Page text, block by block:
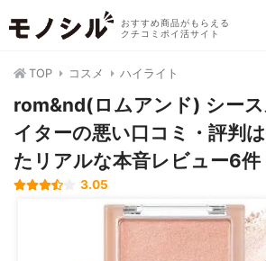
おすすめ商品がもらえる
クチコミポイ活サイト
TOP コスメ ハイライト
rom&nd(ロムアンド) シー
イターの悪い口コミ・評判
たリアルな本音レビュー6件
3.05